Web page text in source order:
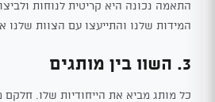
התאמה נכונה היא קריטית לנוחות
המידות שלנו והתייעצו עם הצוות שלנו
3. השוו בין מותגים
כל מותג מביא את הייחודיות שלו.